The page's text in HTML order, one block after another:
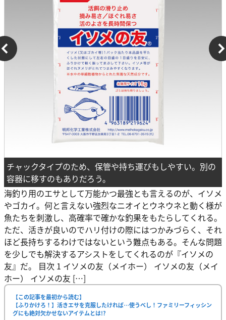
チャックタイプのため、保管や持ち運びもしやすい。別の
容器に移すのもありだろう。
海釣り用のエサとして万能かつ最強とも言えるのが、イソメ
やゴカイ。何と言えない強烈なニオイとウネウネと動く様が
魚たちを刺激し、高確率で確かな釣果をもたらしてくれる。
ただ、活きが良いのでハリ付けの際にはつかみづらく、それ
ほど長持ちするわけではないという難点もある。そんな問題
を少しでも解決するアシストをしてくれるのが『イソメの
友』だ。 目次 1 イソメの友（メイホー） イソメの友（メイ
ホー） イソメの友 […]
【この記事を最初から読む】
【ふりかけろ！】活きエサを克服したければ…使うべし！ファミリーフィッシン
グにも絶対欠かせないアイテムとは!?